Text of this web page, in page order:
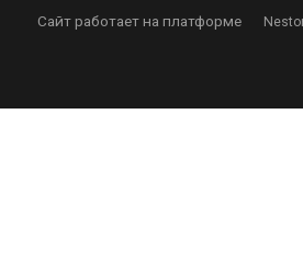
Сайт работает на платформе